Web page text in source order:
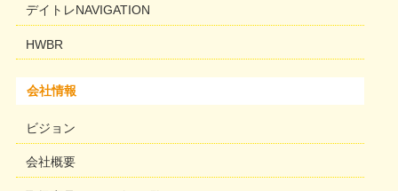
デイトレNAVIGATION
HWBR
会社情報
ビジョン
会社概要